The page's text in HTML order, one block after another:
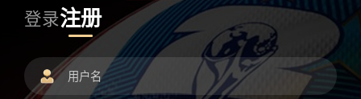
登录注册